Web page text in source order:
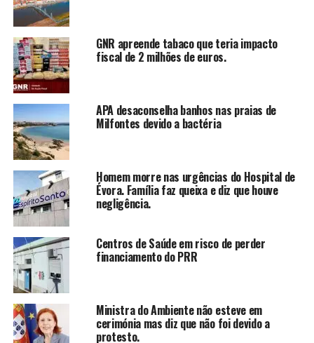
GNR apreende tabaco que teria impacto
fiscal de 2 milhões de euros.
APA desaconselha banhos nas praias de
Milfontes devido a bactéria
Homem morre nas urgências do Hospital de
Évora. Família faz queixa e diz que houve
negligência.
Centros de Saúde em risco de perder
financiamento do PRR
Ministra do Ambiente não esteve em
cerimónia mas diz que não foi devido a
protesto.